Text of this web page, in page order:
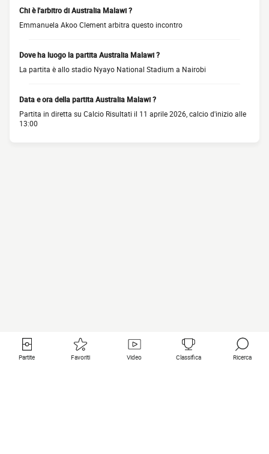
Chi è l'arbitro di Australia Malawi ?
Emmanuela Akoo Clement arbitra questo incontro
Dove ha luogo la partita Australia Malawi ?
La partita è allo stadio Nyayo National Stadium a Nairobi
Data e ora della partita Australia Malawi ?
Partita in diretta su Calcio Risultati il 11 aprile 2026, calcio d'inizio alle
13:00
Partite Favoriti Video Classifica Ricerca